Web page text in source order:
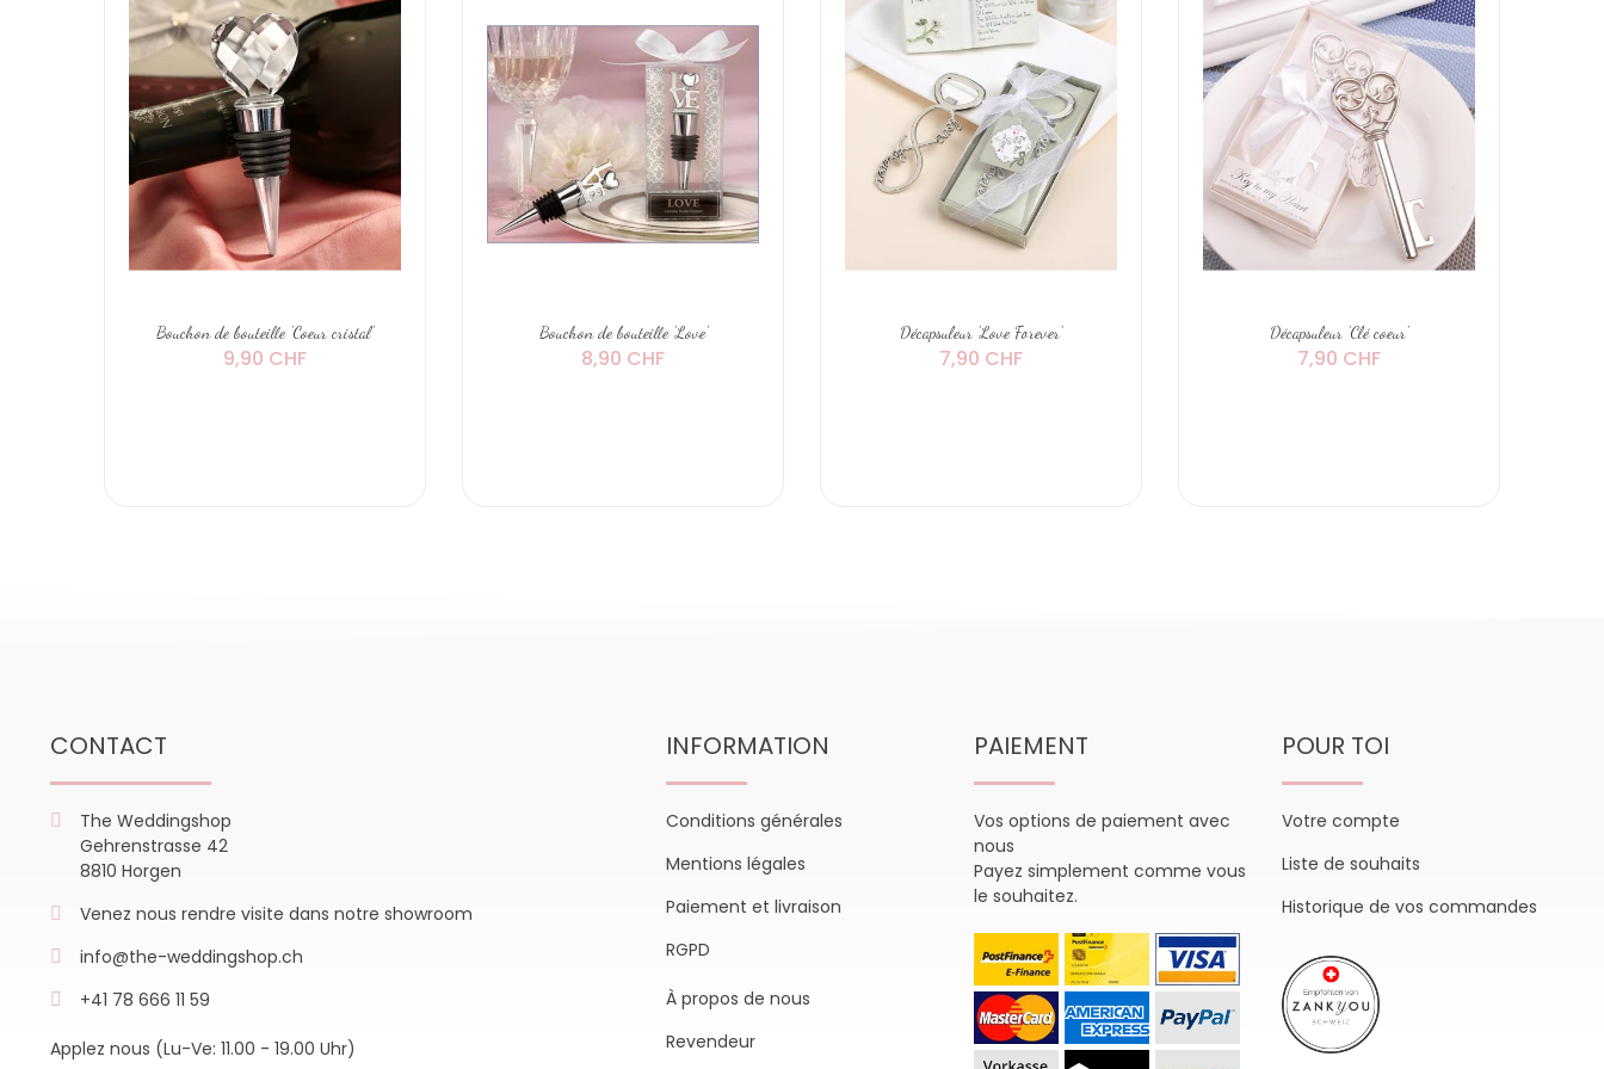
Bouchon de bouteille 'Coeur cristal'
9,90 CHF
Bouchon de bouteille 'Love'
8,90 CHF
Décapsuleur 'Love Forever'
7,90 CHF
Décapsuleur 'Clé coeur'
7,90 CHF
CONTACT
The Weddingshop
Gehrenstrasse 42
8810 Horgen
Venez nous rendre visite dans notre showroom
info@the-weddingshop.ch
+41 78 666 11 59
Applez nous (Lu-Ve: 11.00 - 19.00 Uhr)
INFORMATION
Conditions générales
Mentions légales
Paiement et livraison
RGPD
À propos de nous
Revendeur
PAIEMENT
Vos options de paiement avec
nous
Payez simplement comme vous
le souhaitez.
POUR TOI
Votre compte
Liste de souhaits
Historique de vos commandes